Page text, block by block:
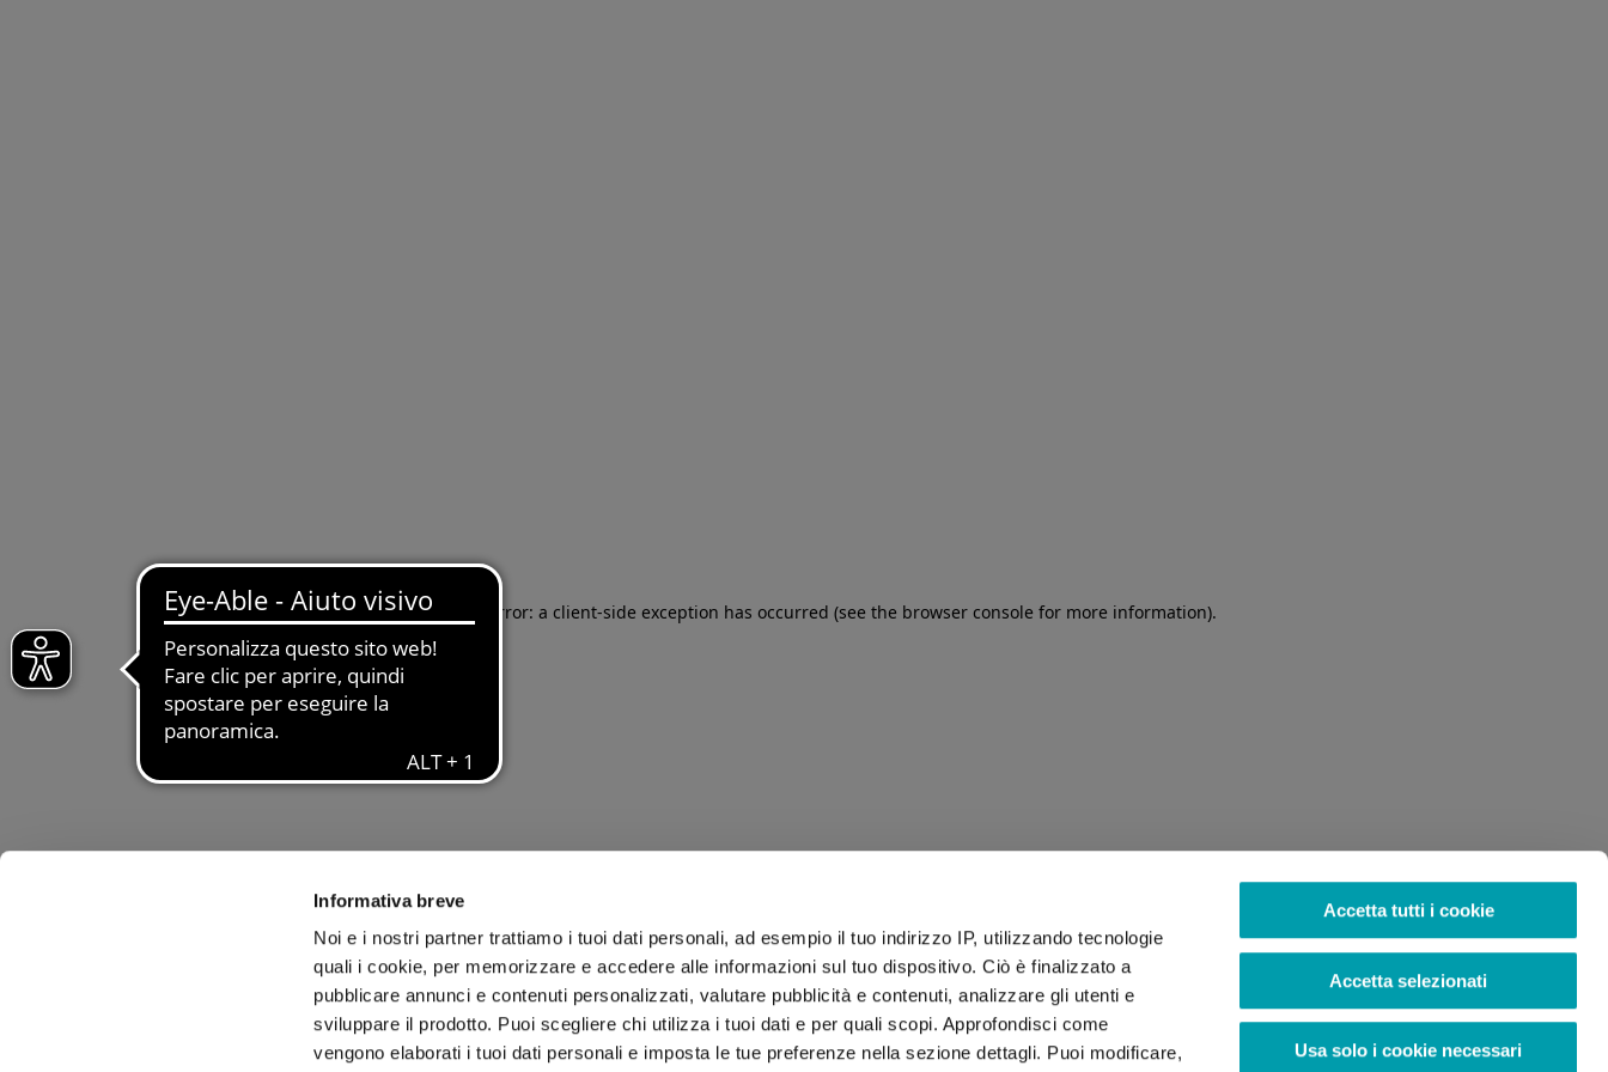
Informativa breve
Noi e i nostri partner trattiamo i tuoi dati personali, ad esempio il tuo indirizzo IP, utilizzando tecnologie
quali i cookie, per memorizzare e accedere alle informazioni sul tuo dispositivo. Ciò è finalizzato a
pubblicare annunci e contenuti personalizzati, valutare pubblicità e contenuti, analizzare gli utenti e
sviluppare il prodotto. Puoi scegliere chi utilizza i tuoi dati e per quali scopi. Approfondisci come
vengono elaborati i tuoi dati personali e imposta le tue preferenze nella sezione dettagli. Puoi modificare,
Accetta tutti i cookie
Accetta selezionati
Usa solo i cookie necessari
Application error: a client-side exception has occurred (see the browser console for more information).